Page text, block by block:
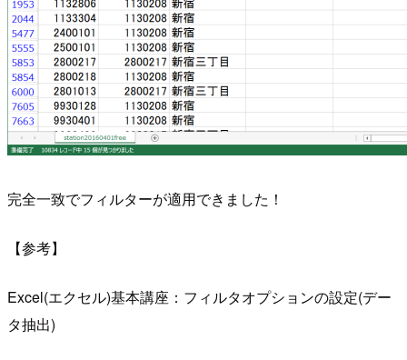
完全一致でフィルターが適用できました！
【参考】
Excel(エクセル)基本講座：フィルタオプションの設定(デー
タ抽出)